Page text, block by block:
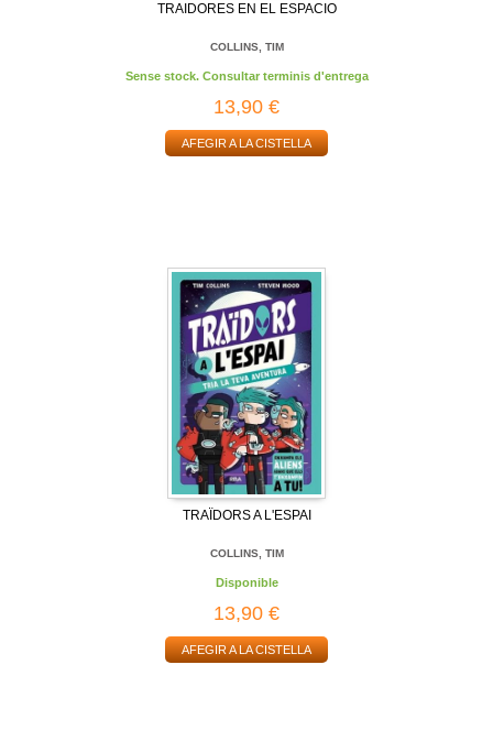
TRAIDORES EN EL ESPACIO
COLLINS, TIM
Sense stock. Consultar terminis d'entrega
13,90 €
AFEGIR A LA CISTELLA
TRAÏDORS A L'ESPAI
COLLINS, TIM
Disponible
13,90 €
AFEGIR A LA CISTELLA